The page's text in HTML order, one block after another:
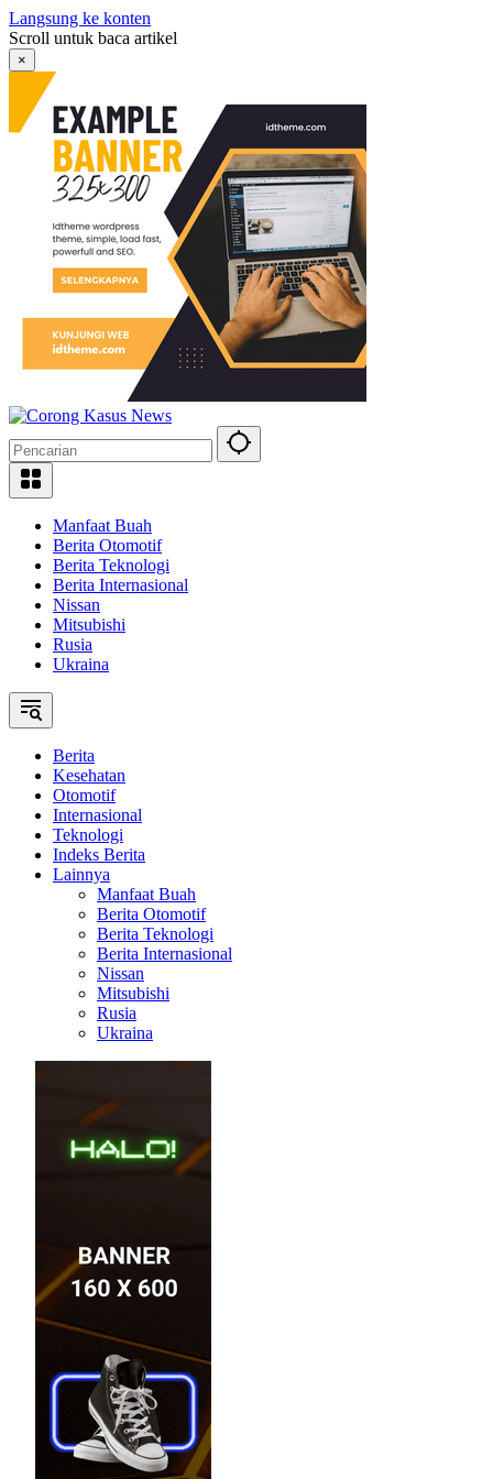
Langsung ke konten
Scroll untuk baca artikel
×
Manfaat Buah
Berita Otomotif
Berita Teknologi
Berita Internasional
Nissan
Mitsubishi
Rusia
Ukraina
Berita
Kesehatan
Otomotif
Internasional
Teknologi
Indeks Berita
Lainnya
Manfaat Buah
Berita Otomotif
Berita Teknologi
Berita Internasional
Nissan
Mitsubishi
Rusia
Ukraina